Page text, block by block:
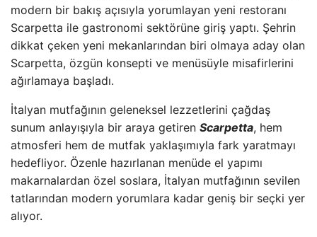
modern bir bakış açısıyla yorumlayan yeni restoranı
Scarpetta ile gastronomi sektörüne giriş yaptı. Şehrin
dikkat çeken yeni mekanlarından biri olmaya aday olan
Scarpetta, özgün konsepti ve menüsüyle misafirlerini
ağırlamaya başladı.
İtalyan mutfağının geleneksel lezzetlerini çağdaş
sunum anlayışıyla bir araya getiren Scarpetta, hem
atmosferi hem de mutfak yaklaşımıyla fark yaratmayı
hedefliyor. Özenle hazırlanan menüde el yapımı
makarnalardan özel soslara, İtalyan mutfağının sevilen
tatlarından modern yorumlara kadar geniş bir seçki yer
alıyor.